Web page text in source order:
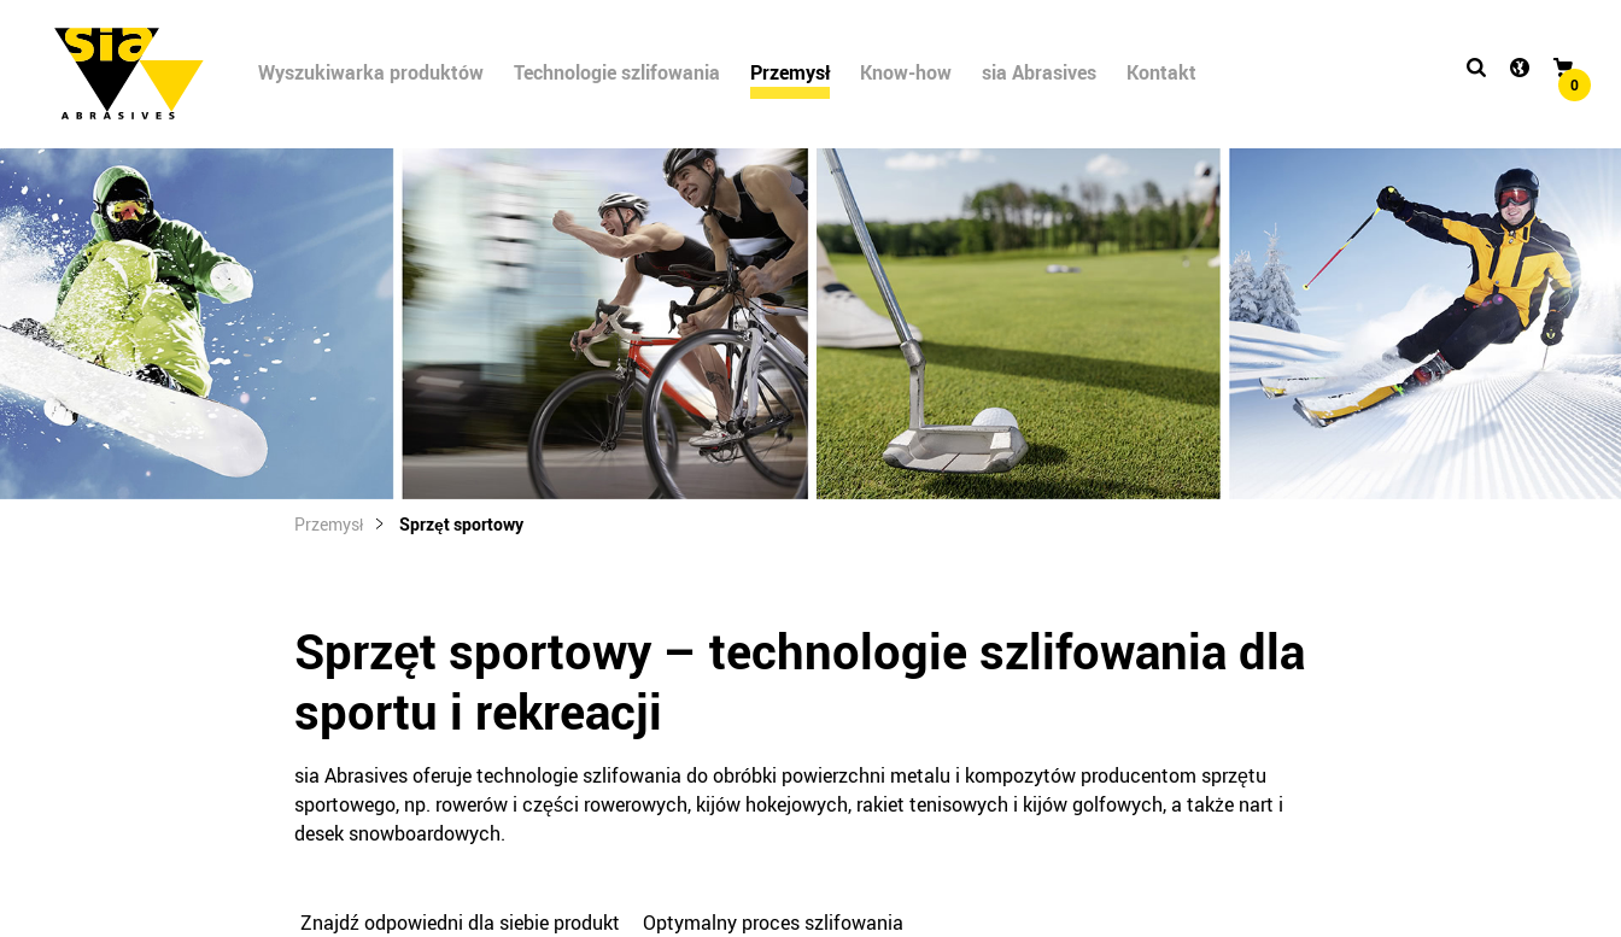
Wyszukiwarka produktów Technologie szlifowania Przemysł Know-how sia Abrasives Kontakt 0
Przemysł Sprzęt sportowy
Sprzęt sportowy – technologie szlifowania dla
sportu i rekreacji
sia Abrasives oferuje technologie szlifowania do obróbki powierzchni metalu i kompozytów producentom sprzętu
sportowego, np. rowerów i części rowerowych, kijów hokejowych, rakiet tenisowych i kijów golfowych, a także nart i
desek snowboardowych.
Znajdź odpowiedni dla siebie produkt Optymalny proces szlifowania